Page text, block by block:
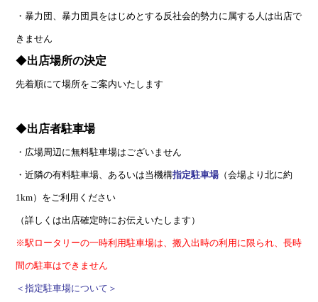
・暴力団、暴力団員をはじめとする反社会的勢力に属する人は出店で
きません
◆出店場所の決定
先着順にて場所をご案内いたします
◆出店者駐車場
・広場周辺に無料駐車場はございません
・近隣の有料駐車場、あるいは当機構指定駐車場（会場より北に約
1km）をご利用ください
（詳しくは出店確定時にお伝えいたします）
※駅ロータリーの一時利用駐車場は、搬入出時の利用に限られ、長時
間の駐車はできません
＜指定駐車場について＞